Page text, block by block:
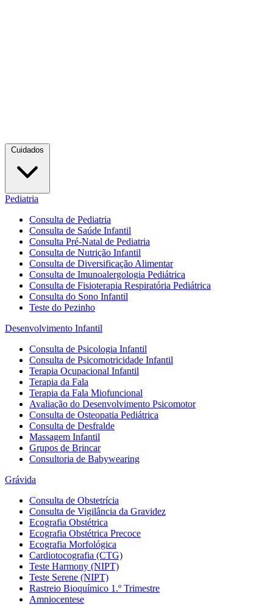
Pediatria
Consulta de Pediatria
Consulta de Saúde Infantil
Consulta Pré-Natal de Pediatria
Consulta de Nutrição Infantil
Consulta de Diversificação Alimentar
Consulta de Imunoalergologia Pediátrica
Consulta de Fisioterapia Respiratória Pediátrica
Consulta do Sono Infantil
Teste do Pezinho
Desenvolvimento Infantil
Consulta de Psicologia Infantil
Consulta de Psicomotricidade Infantil
Terapia Ocupacional Infantil
Terapia da Fala
Terapia da Fala Miofuncional
Avaliação do Desenvolvimento Psicomotor
Consulta de Osteopatia Pediátrica
Consulta de Desfralde
Massagem Infantil
Grupos de Brincar
Consultoria de Babywearing
Grávida
Consulta de Obstetrícia
Consulta de Vigilância da Gravidez
Ecografia Obstétrica
Ecografia Obstétrica Precoce
Ecografia Morfológica
Cardiotocografia (CTG)
Teste Harmony (NIPT)
Teste Serene (NIPT)
Rastreio Bioquímico 1.º Trimestre
Amniocentese